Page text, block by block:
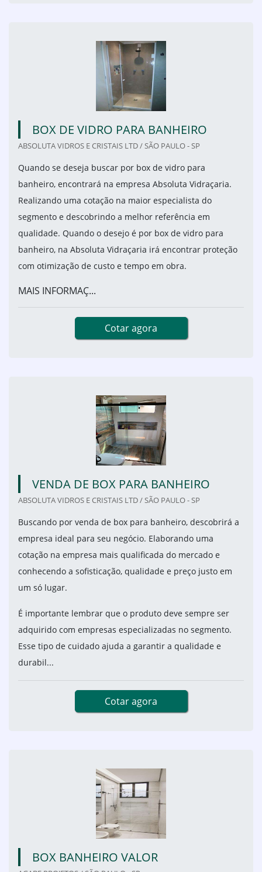
BOX DE VIDRO PARA BANHEIRO
ABSOLUTA VIDROS E CRISTAIS LTD / SÃO PAULO - SP
Quando se deseja buscar por box de vidro para
banheiro, encontrará na empresa Absoluta Vidraçaria.
Realizando uma cotação na maior especialista do
segmento e descobrindo a melhor referência em
qualidade. Quando o desejo é por box de vidro para
banheiro, na Absoluta Vidraçaria irá encontrar proteção
com otimização de custo e tempo em obra.
MAIS INFORMAÇ...
Cotar agora
VENDA DE BOX PARA BANHEIRO
ABSOLUTA VIDROS E CRISTAIS LTD / SÃO PAULO - SP
Buscando por venda de box para banheiro, descobrirá a
empresa ideal para seu negócio. Elaborando uma
cotação na empresa mais qualificada do mercado e
conhecendo a sofisticação, qualidade e preço justo em
um só lugar.
É importante lembrar que o produto deve sempre ser
adquirido com empresas especializadas no segmento.
Esse tipo de cuidado ajuda a garantir a qualidade e
durabil...
Cotar agora
BOX BANHEIRO VALOR